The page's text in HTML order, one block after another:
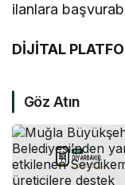
ilanlara
DİJİTAL
Göz Atın